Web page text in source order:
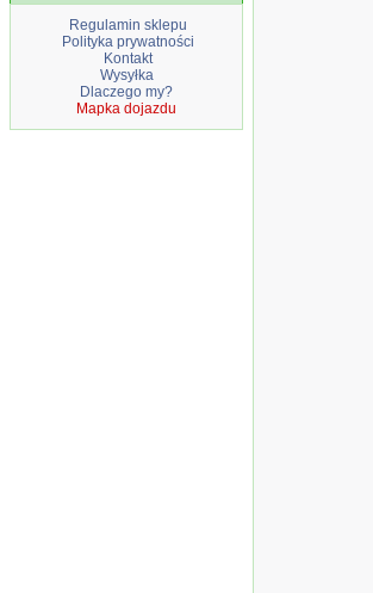
Regulamin sklepu
Polityka prywatności
Kontakt
Wysyłka
Dlaczego my?
Mapka dojazdu